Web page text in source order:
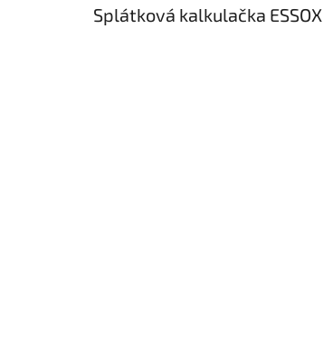
Splátková kalkulačka ESSOX